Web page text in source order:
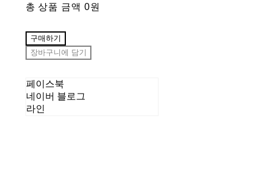
총 상품 금액 0원
구매하기
장바구니에 담기
페이스북
네이버 블로그
라인